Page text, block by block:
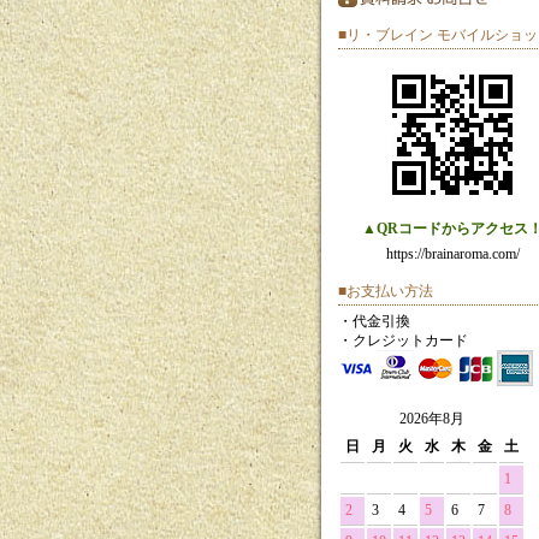
■リ・ブレイン モバイルショ
▲QRコードからアクセス
https://brainaroma.com/
■お支払い方法
・代金引換
・クレジットカード
2026年8月
日
月 火 水 木 金
土
1
2
3 4 5 6 7
8